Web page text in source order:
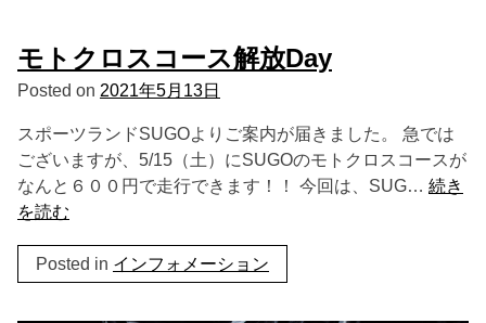
モトクロスコース解放Day
Posted on 2021年5月13日
スポーツランドSUGOよりご案内が届きました。 急では
ございますが、5/15（土）にSUGOのモトクロスコースが
なんと６００円で走行できます！！ 今回は、SUG… 続き
を読む
Posted in インフォメーション